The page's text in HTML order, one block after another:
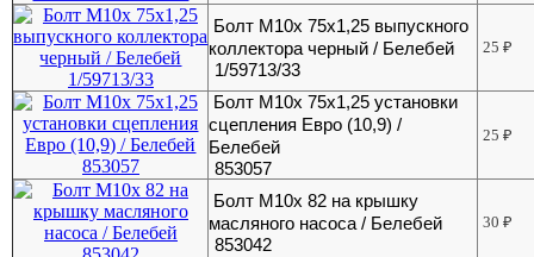
Болт М10х 75х1,25 выпускного
коллектора черный / Белебей
1/59713/33
25₽
Болт М10х 75х1,25 установки
сцепления Евро (10,9) /
Белебей
853057
25₽
Болт М10х 82 на крышку
масляного насоса / Белебей
853042
30₽